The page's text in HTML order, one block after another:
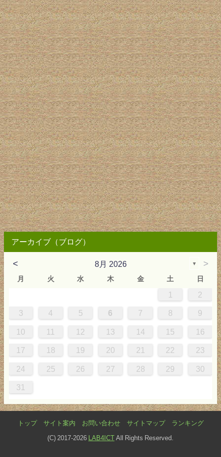
アーカイブ（ブログ）
< 8月 2026 ▼ >
月 火 水 木 金 土 日
1 2
3 4 5 6 7 8 9
10 11 12 13 14 15 16
17 18 19 20 21 22 23
24 25 26 27 28 29 30
31
トップ サイト案内 お問い合わせ サイトマップ ランキング
(C) 2017-2026 LAB4ICT All Rights Reserved.